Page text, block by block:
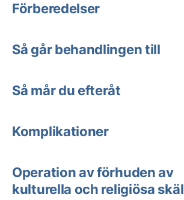
Förberedelser
Så går behandlingen till
Så mår du efteråt
Komplikationer
Operation av förhuden av
kulturella och religiösa skäl